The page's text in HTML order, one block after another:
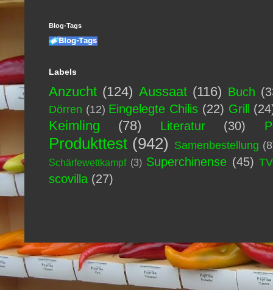
Blog-Tags
Labels
Anzucht (124) Aussaat (116) Buch
Dörren (12) Eingelegte Chilis (22) Grill
Keimling (78) Literatur (30)
Produkttest (942) Samenbestellung
Schärfewettkampf (3) Superchinense (45) TV
scovilla (27)